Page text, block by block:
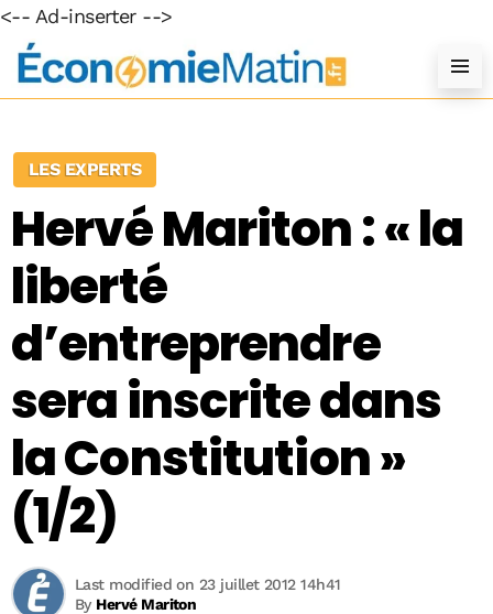
<-- Ad-inserter -->
LES EXPERTS
Hervé Mariton : « la
liberté
d’entreprendre
sera inscrite dans
la Constitution »
(1/2)
By Hervé Mariton
Last modified on 23 juillet 2012 14h41